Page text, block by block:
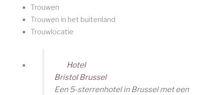
Trouwen
Trouwen in het buitenland
Trouwlocatie
Hotel
Bristol Brussel
Een 5-sterrenhotel in Brussel met een